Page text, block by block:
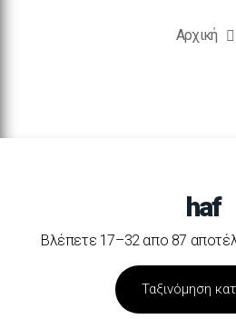
Αρχική
haf
Βλέπετε 17–32 απο 87